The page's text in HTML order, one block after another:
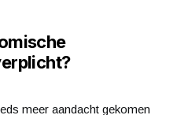
meer aandacht gekomen